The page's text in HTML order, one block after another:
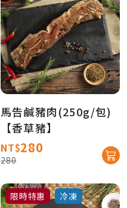
馬告鹹豬肉(250g/包)
【香草豬】
NT$280
280
限時特惠 冷凍